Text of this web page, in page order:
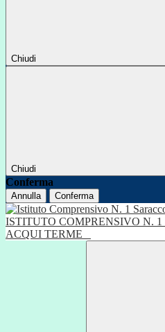
Chiudi
Chiudi
Conferma
Annulla Conferma
ISTITUTO COMPRENSIVO N. 1
ACQUI TERME